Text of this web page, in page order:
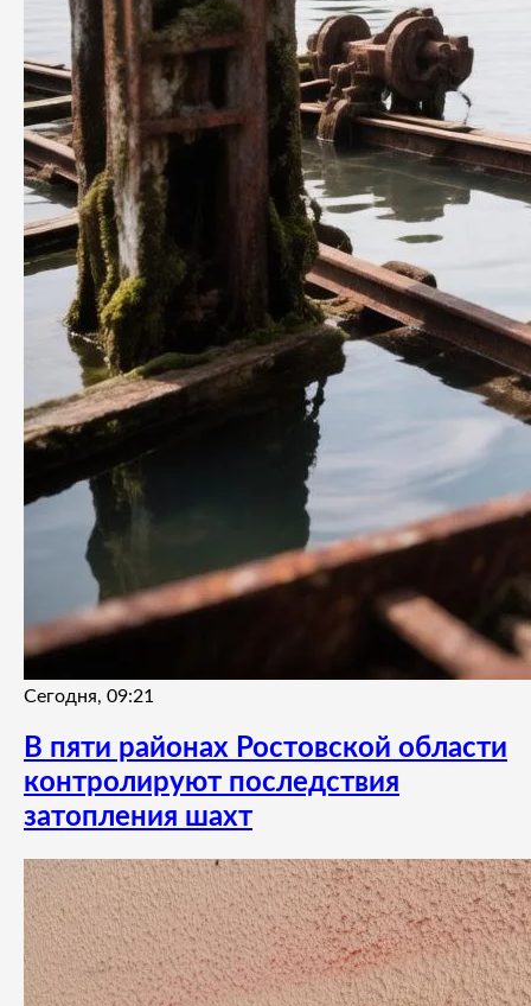
Сегодня, 09:21
В пяти районах Ростовской области
контролируют последствия
затопления шахт